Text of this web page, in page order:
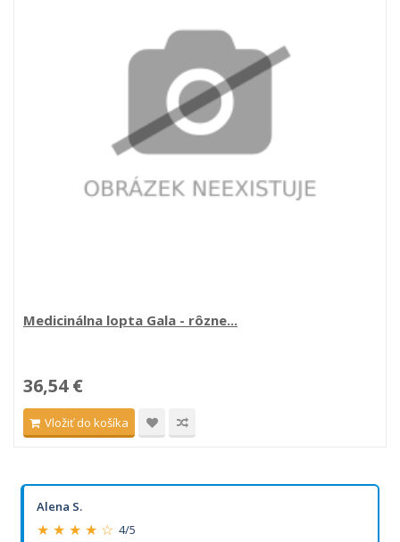
Medicinálna lopta Gala - rôzne...
36,54 €
Vložiť do košíka
Alena S.
★ ★ ★ ★ ☆ 4/5